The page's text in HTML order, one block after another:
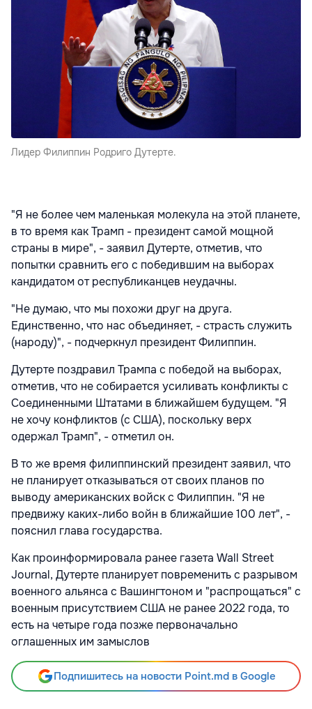
Лидер Филиппин Родриго Дутерте.
"Я не более чем маленькая молекула на этой планете,
в то время как Трамп - президент самой мощной
страны в мире", - заявил Дутерте, отметив, что
попытки сравнить его с победившим на выборах
кандидатом от республиканцев неудачны.
"Не думаю, что мы похожи друг на друга.
Единственно, что нас объединяет, - страсть служить
(народу)", - подчеркнул президент Филиппин.
Дутерте поздравил Трампа с победой на выборах,
отметив, что не собирается усиливать конфликты с
Соединенными Штатами в ближайшем будущем. "Я
не хочу конфликтов (с США), поскольку верх
одержал Трамп", - отметил он.
В то же время филиппинский президент заявил, что
не планирует отказываться от своих планов по
выводу американских войск с Филиппин. "Я не
предвижу каких-либо войн в ближайшие 100 лет", -
пояснил глава государства.
Как проинформировала ранее газета Wall Street
Journal, Дутерте планирует повременить c разрывом
военного альянса с Вашингтоном и "распрощаться" с
военным присутствием США не ранее 2022 года, то
есть на четыре года позже первоначально
оглашенных им замыслов
Подпишитесь на новости Point.md в Google